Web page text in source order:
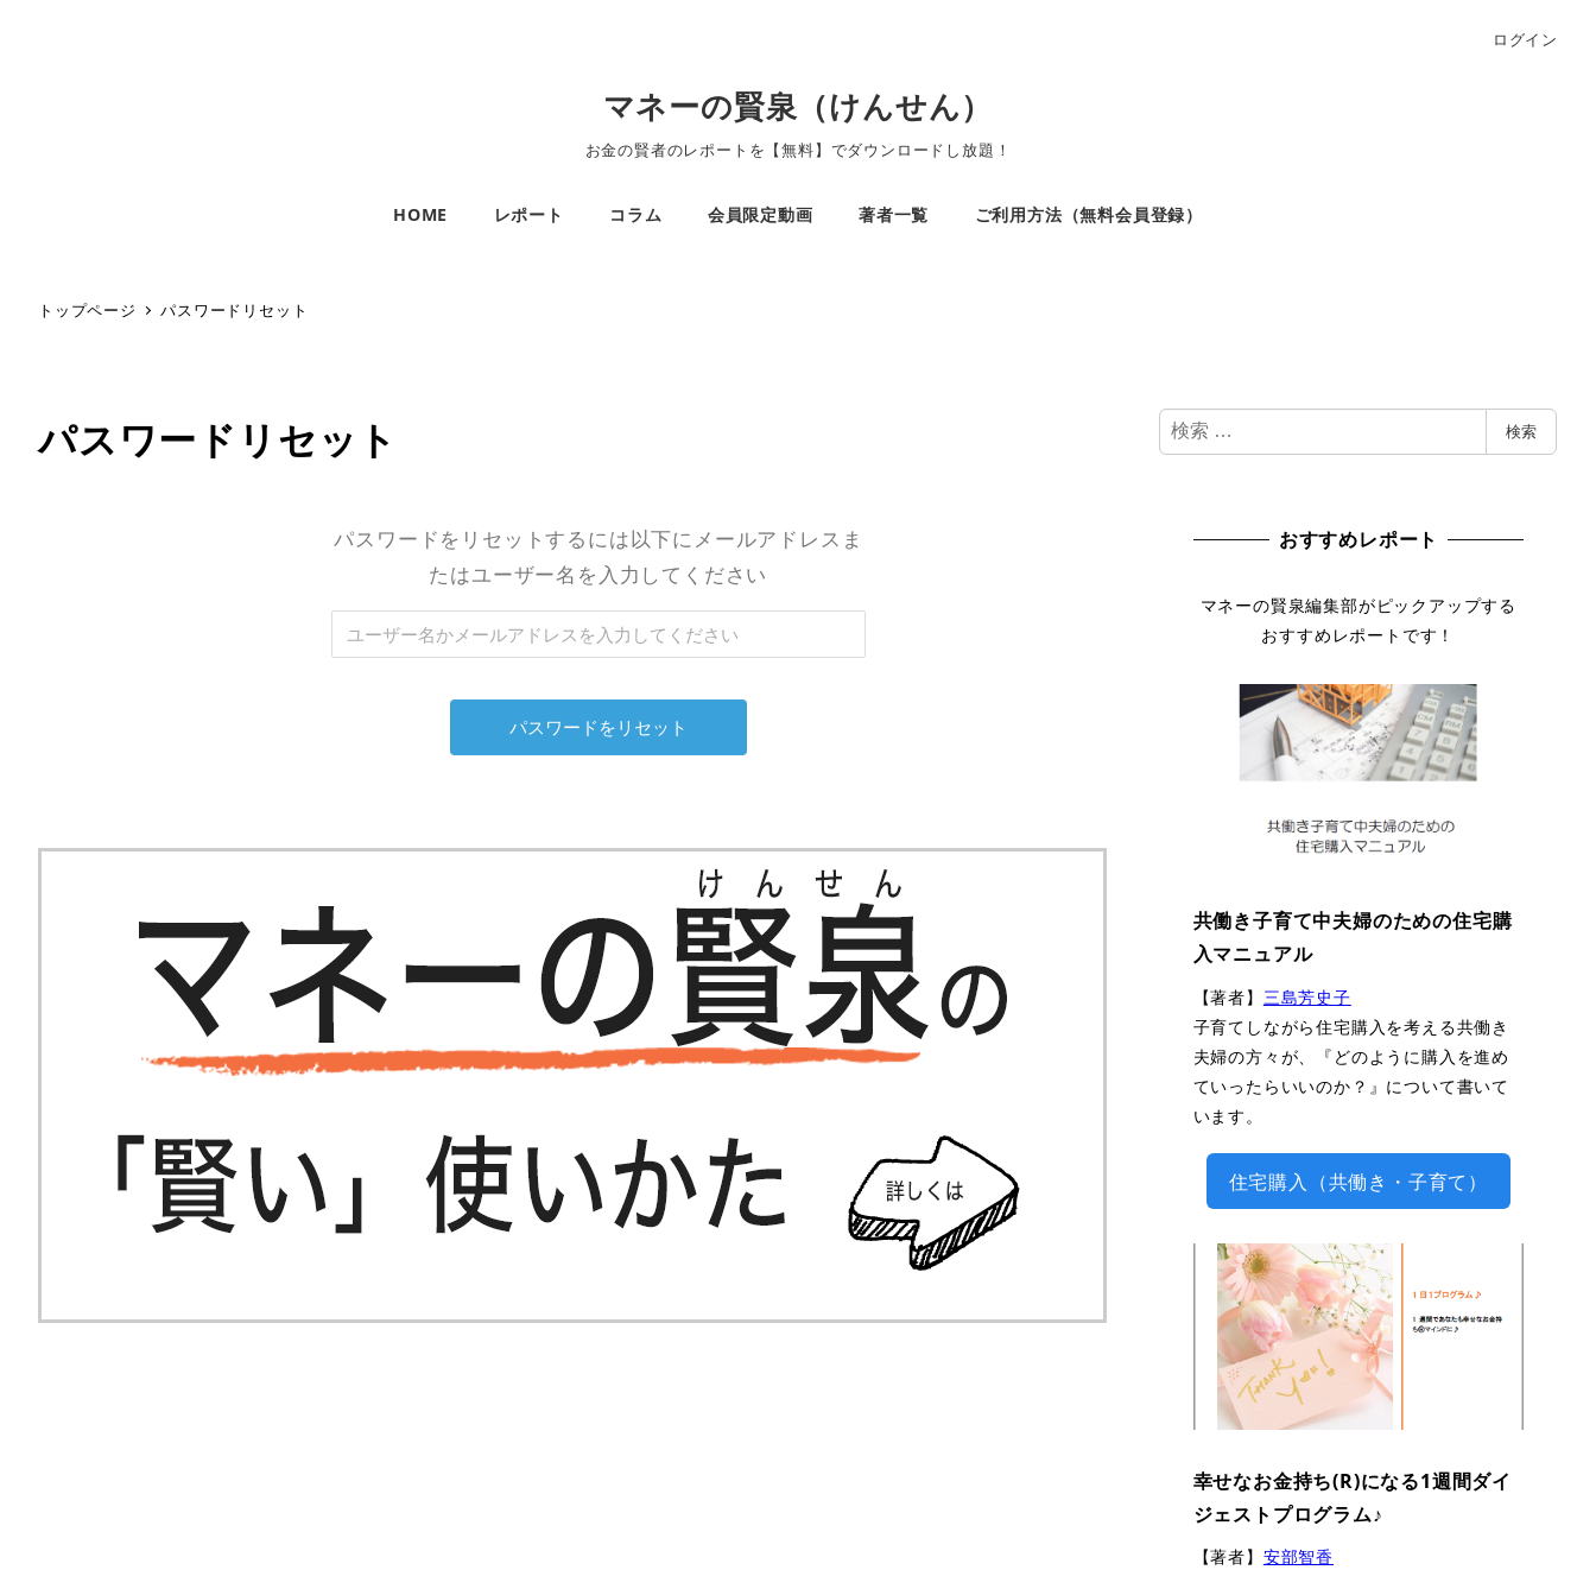
ログイン
マネーの賢泉（けんせん）
お金の賢者のレポートを【無料】でダウンロードし放題！
HOME レポート コラム 会員限定動画 著者一覧 ご利用方法（無料会員登録）
トップページ パスワードリセット
パスワードリセット
パスワードをリセットするには以下にメールアドレスま
たはユーザー名を入力してください
検
索
検索
おすすめレポート
マネーの賢泉編集部がピックアップする
おすすめレポートです！
共働き子育て中夫婦のための住宅購
入マニュアル
【著者】 三島芳史子
子育てしながら住宅購入を考える共働き
夫婦の方々が、『どのように購入を進め
ていったらいいのか？』について書いて
います。
住宅購入（共働き・子育て）
幸せなお金持ち(R)になる1週間ダイ
ジェストプログラム♪
【著者】 安部智香